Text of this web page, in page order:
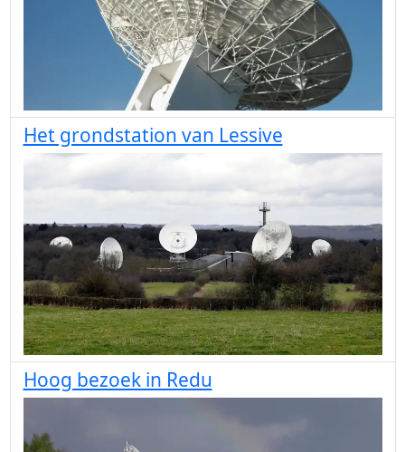
Het grondstation van Lessive
Hoog bezoek in Redu